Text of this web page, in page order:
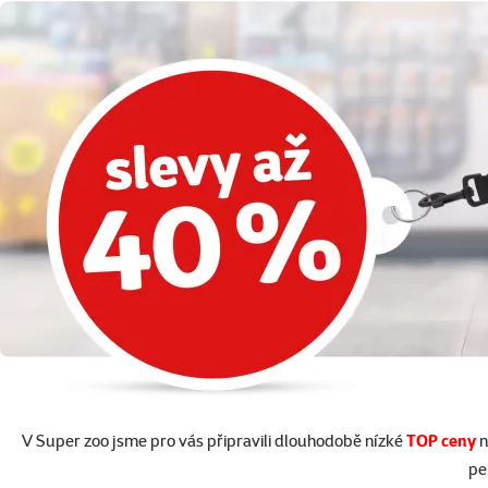
V Super zoo jsme pro vás připravili dlouhodobě nízkéTOP ceny